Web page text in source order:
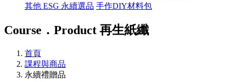
其他 ESG 永續選品 手作DIY材料包
Course．Product 再生紙纖
首頁
課程與商品
永續禮贈品